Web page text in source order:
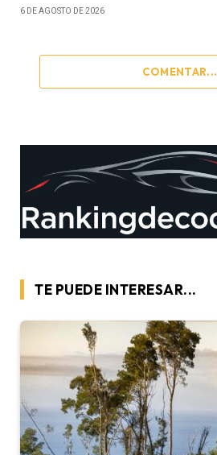
6 DE AGOSTO DE 2026
COMENTAR...
TE PUEDE INTERESAR...